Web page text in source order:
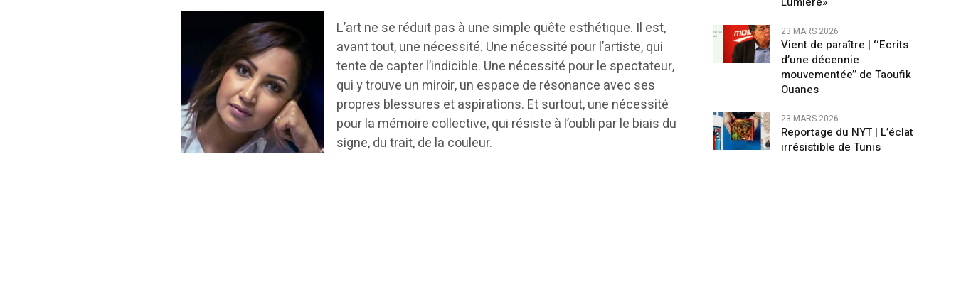
L’art ne se réduit pas à une simple quête esthétique. Il est,
avant tout, une nécessité. Une nécessité pour l’artiste, qui
tente de capter l’indicible. Une nécessité pour le spectateur,
qui y trouve un miroir, un espace de résonance avec ses
propres blessures et aspirations. Et surtout, une nécessité
pour la mémoire collective, qui résiste à l’oubli par le biais du
signe, du trait, de la couleur.
23 MARS 2026
Vient de paraître | ‘‘Ecrits
d’une décennie
mouvementée’’ de Taoufik
Ouanes
23 MARS 2026
Reportage du NYT | L’éclat
irrésistible de Tunis